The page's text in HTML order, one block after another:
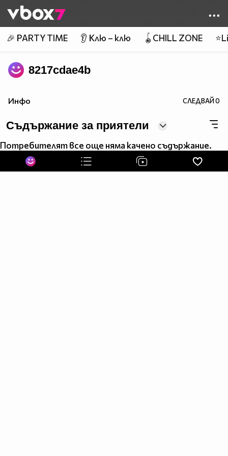
👾
🎉 PARTY TIME 👂 Клю – клю 🪀CHILL ZONE
8217cdae4b
Инфо СЛЕДВАЙ0
Съдържание за приятели
Потребителят все още няма качено съдържание.